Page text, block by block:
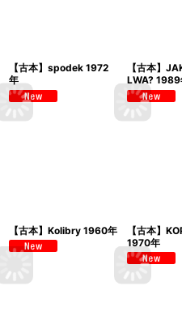
【古本】spodek 1972
年
【古本】
LWA? 1989
【古本】Kolibry 1960年
【古本】
1970年